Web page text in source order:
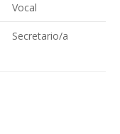
Vocal
Secretario/a